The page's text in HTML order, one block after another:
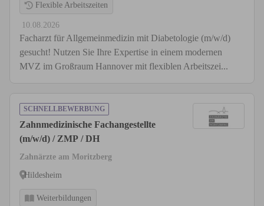
Flexible Arbeitszeiten
10.08.2026
Facharzt für Allgemeinmedizin mit Diabetologie (m/w/d)
gesucht! Nutzen Sie Ihre Expertise in einem modernen
MVZ im Großraum Hannover mit flexiblen Arbeitszei...
SCHNELLBEWERBUNG
Zahnmedizinische Fachangestellte
(m/w/d) / ZMP / DH
Zahnärzte am Moritzberg
Hildesheim
Weiterbildungen